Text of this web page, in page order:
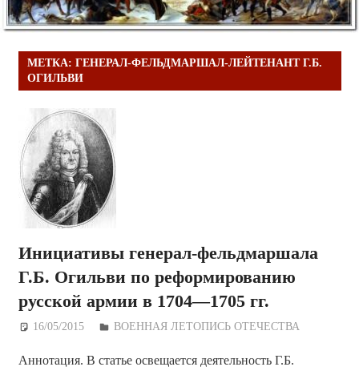
МЕТКА: ГЕНЕРАЛ-ФЕЛЬДМАРШАЛ-ЛЕЙТЕНАНТ Г.Б.
ОГИЛЬВИ
Инициативы генерал-фельдмаршала
Г.Б. Огильви по реформированию
русской армии в 1704—1705 гг.
16/05/2015 Дежурный по Редакции
ВОЕННАЯ ЛЕТОПИСЬ ОТЕЧЕСТВА
Аннотация. В статье освещается деятельность Г.Б.